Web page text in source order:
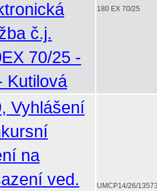
č.j.
70/25 -
Kutilová
180 EX 70/25
Vyhlášení
na
ved.
UMCP14/26/